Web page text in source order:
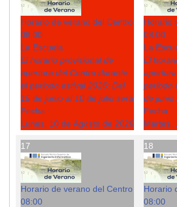
Horario de verano del Centro
08:00
La Escuela
El horario provisional de
apertura del Centro durante
el periodo estival 2026: Del
15 de junio al 10 de julio será
Fecha :
Lunes, 10 de Agosto de 2026
Horario
08:00
La
El
periodo
de junio
Fecha :
Martes,
17
Horario de verano del Centro
08:00
18
Horario
08:00